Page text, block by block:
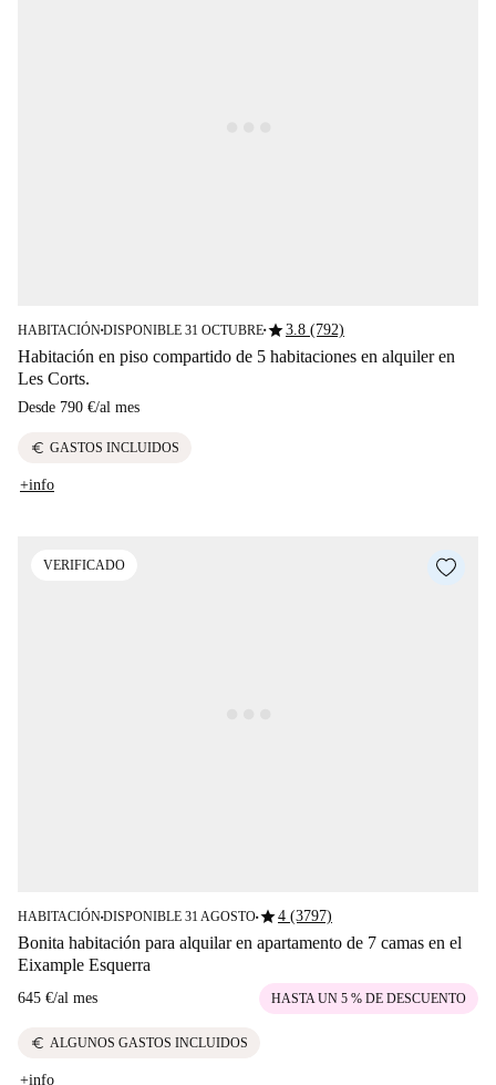
HABITACIÓN■DISPONIBLE 31 OCTUBRE■star3.8 (792)
Habitación en piso compartido de 5 habitaciones en alquiler en
Les Corts.
Desde 790 €/al mes
euro GASTOS INCLUIDOS
+info
VERIFICADO
HABITACIÓN■DISPONIBLE 31 AGOSTO■star4 (3797)
Bonita habitación para alquilar en apartamento de 7 camas en el
Eixample Esquerra
645 €/al mes HASTA UN 5 % DE DESCUENTO
euro ALGUNOS GASTOS INCLUIDOS
+info